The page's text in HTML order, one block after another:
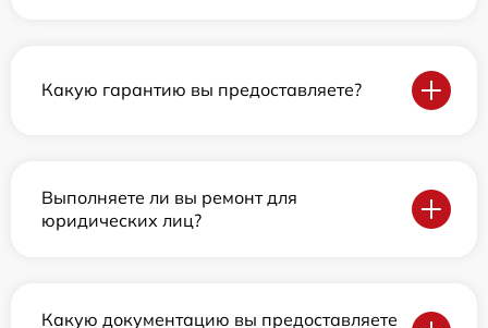
Какую гарантию вы предоставляете?
Выполняете ли вы ремонт для
юридических лиц?
Какую документацию вы предоставляете